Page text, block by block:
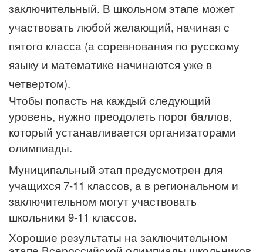
заключительный. В школьном этапе может
участвовать любой желающий, начиная с
пятого класса (а соревнования по русскому
языку и математике начинаются уже в
четвертом).
Чтобы попасть на каждый следующий
уровень, нужно преодолеть порог баллов,
который устанавливается организаторами
олимпиады.
Муниципальный этап предусмотрен для
учащихся 7-11 классов, а в региональном и
заключительном могут участвовать
школьники 9-11 классов.
Хорошие результаты на заключительном